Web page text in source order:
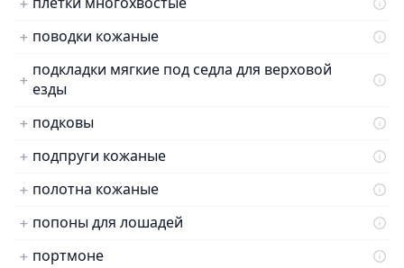
поводки кожаные
подкладки мягкие под седла для верховой
езды
подковы
подпруги кожаные
полотна кожаные
попоны для лошадей
портмоне